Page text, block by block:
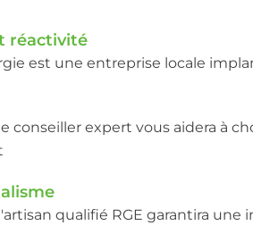
réactivité
est une entreprise locale
conseiller expert vous aidera à
qualifié RGE garantira une